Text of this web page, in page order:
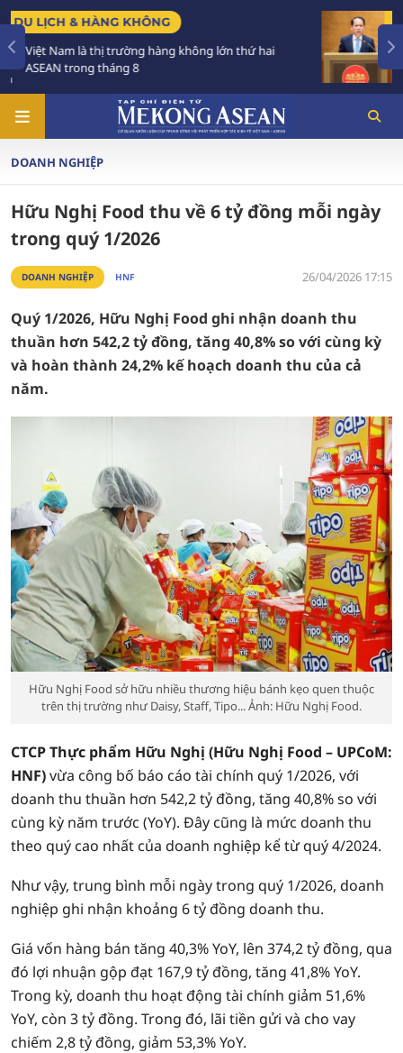
hai
CHÍNH SÁCH
Tạo khuôn khổ pháp lý ổn định, đột phá để
DOANH NGHIỆP
Hữu Nghị Food thu về 6 tỷ đồng mỗi ngày
trong quý 1/2026
DOANH NGHIỆP HNF 26/04/2026 17:15
Quý 1/2026, Hữu Nghị Food ghi nhận doanh thu
thuần hơn 542,2 tỷ đồng, tăng 40,8% so với cùng kỳ
và hoàn thành 24,2% kế hoạch doanh thu của cả
năm.
Hữu Nghị Food sở hữu nhiều thương hiệu bánh kẹo quen thuộc
trên thị trường như Daisy, Staff, Tipo... Ảnh: Hữu Nghị Food.
CTCP Thực phẩm Hữu Nghị (Hữu Nghị Food – UPCoM:
HNF)vừa công bố báo cáo tài chính quý 1/2026, với
doanh thu thuần hơn 542,2 tỷ đồng, tăng 40,8% so với
cùng kỳ năm trước (YoY). Đây cũng là mức doanh thu
theo quý cao nhất của doanh nghiệp kể từ quý 4/2024.
Như vậy, trung bình mỗi ngày trong quý 1/2026, doanh
nghiệp ghi nhận khoảng 6 tỷ đồng doanh thu.
Giá vốn hàng bán tăng 40,3% YoY, lên 374,2 tỷ đồng, qua
đó lợi nhuận gộp đạt 167,9 tỷ đồng, tăng 41,8% YoY.
Trong kỳ, doanh thu hoạt động tài chính giảm 51,6%
YoY, còn 3 tỷ đồng. Trong đó, lãi tiền gửi và cho vay
chiếm 2,8 tỷ đồng, giảm 53,3% YoY.